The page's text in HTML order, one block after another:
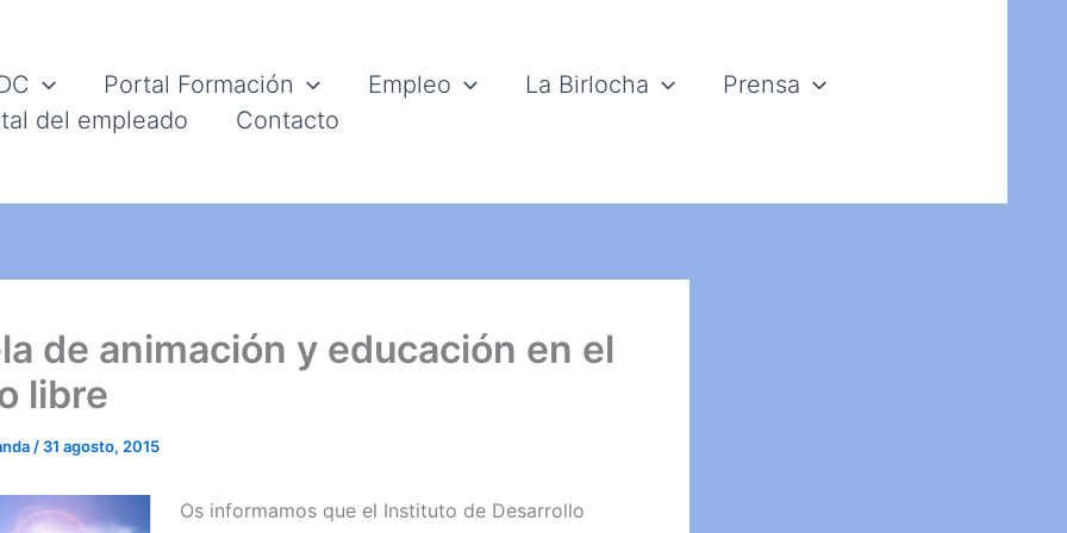
Portal Formación Empleo La Birlocha
Prensa
del empleado
Contacto
de animación y educación en el
libre
/ 31 agosto, 2015
Os informamos que el Instituto de Desarrollo